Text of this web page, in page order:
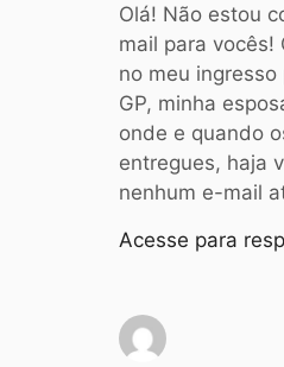
Olá! Não estou
mail para vocês!
no meu
GP, minha
onde e quando
entregues, haja
nenhum e-mail
Acesse para